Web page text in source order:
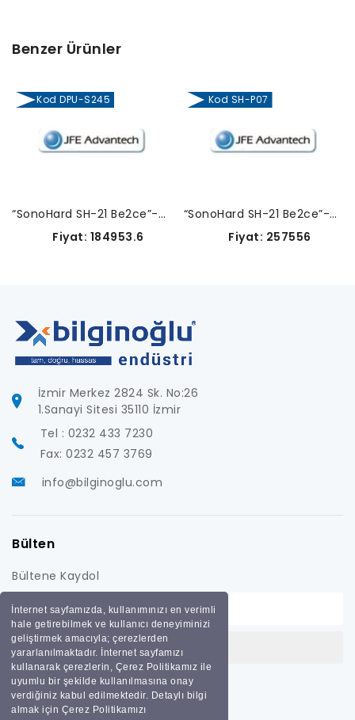
İnternet sayfamızda, kullanımınızı en verimli
hale getirebilmek ve kullanıcı deneyiminizi
geliştirmek amacıyla; çerezlerden
yararlanılmaktadır. İnternet sayfamızı
kullanarak çerezlerin, Çerez Politikamız ile
uyumlu bir şekilde kullanılmasına onay
verdiğiniz kabul edilmektedir. Detaylı bilgi
almak için Çerez Politikamızı
Benzer Ürünler
Kod DPU-S245
“SonoHard SH-21 Be2ce”-DPU-S245
Fiyat: 184953.6
Kod SH-P07
“SonoHard SH-21 Be2ce”-SH-P07
Fiyat: 257556
İzmir Merkez 2824 Sk. No:26
1.Sanayi Sitesi 35110 İzmir
Tel : 0232 433 7230
Fax: 0232 457 3769
info@bilginoglu.com
Bülten
Bültene Kaydol